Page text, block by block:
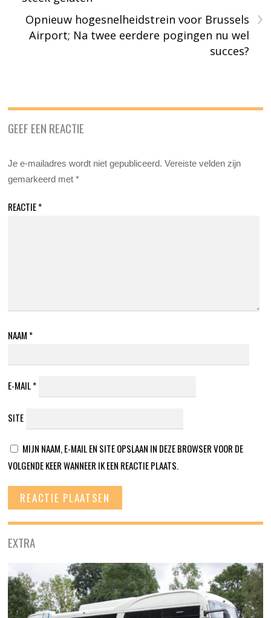
›
Opnieuw hogesnelheidstrein voor Brussels
Airport; Na twee eerdere pogingen nu wel
succes?
GEEF EEN REACTIE
Je e-mailadres wordt niet gepubliceerd. Vereiste velden zijn
gemarkeerd met*
REACTIE*
NAAM *
E-MAIL*
SITE
MIJN NAAM, E-MAIL EN SITE OPSLAAN IN DEZE BROWSER VOOR DE
VOLGENDE KEER WANNEER IK EEN REACTIE PLAATS.
EXTRA